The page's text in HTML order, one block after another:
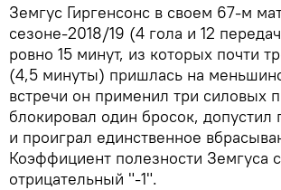
Земгус Гиргенсонс в своем 67-м
сезоне-2018/19 (4 гола и 12
ровно 15 минут, из которых почти
(4,5 минуты) пришлась на
встречи он применил три силовых
блокировал один бросок,
и проиграл единственное
Коэффициент полезности Земгуса
отрицательный "-1".